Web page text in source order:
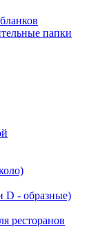
папки
D - образные)
ресторанов